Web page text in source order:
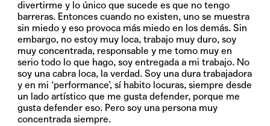
divertirme y lo único que sucede es que no tengo
barreras. Entonces cuando no existen, uno se muestra
sin miedo y eso provoca más miedo en los demás. Sin
embargo, no estoy muy loca, trabajo muy duro, soy
muy concentrada, responsable y me tomo muy en
serio todo lo que hago, soy entregada a mi trabajo. No
soy una cabra loca, la verdad. Soy una dura trabajadora
y en mi ‘performance’, sí habito locuras, siempre desde
un lado artístico que me gusta defender, porque me
gusta defender eso. Pero soy una persona muy
concentrada siempre.